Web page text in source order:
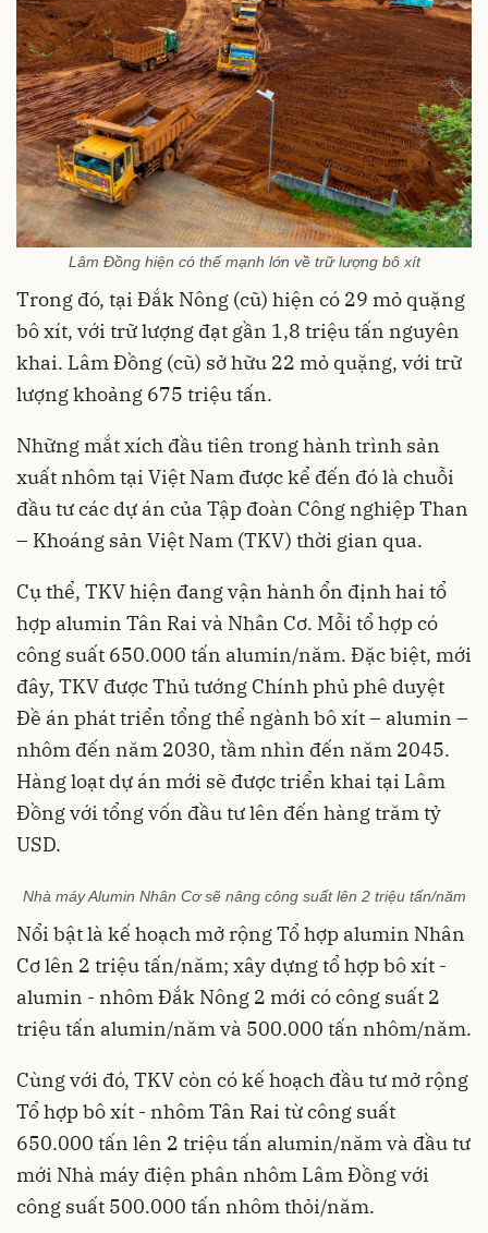
Lâm Đồng hiện có thế mạnh lớn về trữ lượng bô xít
Trong đó, tại Đắk Nông (cũ) hiện có 29 mỏ quặng
bô xít, với trữ lượng đạt gần 1,8 triệu tấn nguyên
khai. Lâm Đồng (cũ) sở hữu 22 mỏ quặng, với trữ
lượng khoảng 675 triệu tấn.
Những mắt xích đầu tiên trong hành trình sản
xuất nhôm tại Việt Nam được kể đến đó là chuỗi
đầu tư các dự án của Tập đoàn Công nghiệp Than
– Khoáng sản Việt Nam (TKV) thời gian qua.
Cụ thể, TKV hiện đang vận hành ổn định hai tổ
hợp alumin Tân Rai và Nhân Cơ. Mỗi tổ hợp có
công suất 650.000 tấn alumin/năm. Đặc biệt, mới
đây, TKV được Thủ tướng Chính phủ phê duyệt
Đề án phát triển tổng thể ngành bô xít – alumin –
nhôm đến năm 2030, tầm nhìn đến năm 2045.
Hàng loạt dự án mới sẽ được triển khai tại Lâm
Đồng với tổng vốn đầu tư lên đến hàng trăm tỷ
USD.
Nhà máy Alumin Nhân Cơ sẽ nâng công suất lên 2 triệu tấn/năm
Nổi bật là kế hoạch mở rộng Tổ hợp alumin Nhân
Cơ lên ​​2 triệu tấn/năm; xây dựng tổ hợp bô xít -
alumin - nhôm Đắk Nông 2 mới có công suất 2
triệu tấn alumin/năm và 500.000 tấn nhôm/năm.
Cùng với đó, TKV còn có kế hoạch đầu tư mở rộng
Tổ hợp bô xít - nhôm Tân Rai từ công suất
650.000 tấn lên 2 triệu tấn alumin/năm và đầu tư
mới Nhà máy điện phân nhôm Lâm Đồng với
công suất 500.000 tấn nhôm thỏi/năm.